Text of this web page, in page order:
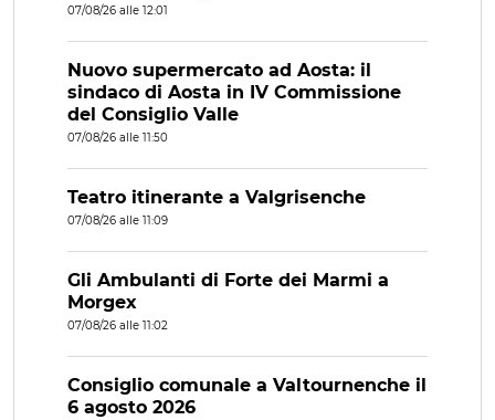
07/08/26 alle 12:01
Nuovo supermercato ad Aosta: il
sindaco di Aosta in IV Commissione
del Consiglio Valle
07/08/26 alle 11:50
Teatro itinerante a Valgrisenche
07/08/26 alle 11:09
Gli Ambulanti di Forte dei Marmi a
Morgex
07/08/26 alle 11:02
Consiglio comunale a Valtournenche il
6 agosto 2026